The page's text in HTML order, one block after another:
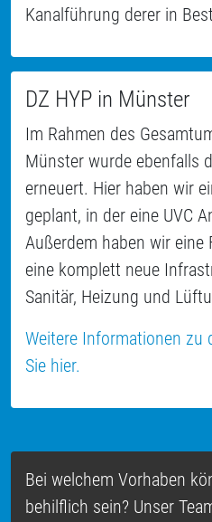
Kanalführung derer in
DZ HYP in Münster
Im Rahmen des
Münster wurde ebenfalls
erneuert. Hier haben wir
geplant, in der eine UVC
Außerdem haben wir
eine komplett neue
Sanitär, Heizung und
Weitere Informationen zu
Sie hier.
Bei welchem Vorhaben
behilflich sein? Unser